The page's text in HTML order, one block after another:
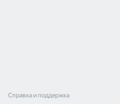
Справка и поддержка